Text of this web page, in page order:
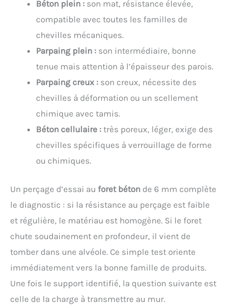
Béton plein : son mat, résistance élevée,
compatible avec toutes les familles de
chevilles mécaniques.
Parpaing plein : son intermédiaire, bonne
tenue mais attention à l’épaisseur des parois.
Parpaing creux : son creux, nécessite des
chevilles à déformation ou un scellement
chimique avec tamis.
Béton cellulaire : très poreux, léger, exige des
chevilles spécifiques à verrouillage de forme
ou chimiques.
Un perçage d’essai au foret béton de 6 mm complète
le diagnostic : si la résistance au perçage est faible
et régulière, le matériau est homogène. Si le foret
chute soudainement en profondeur, il vient de
tomber dans une alvéole. Ce simple test oriente
immédiatement vers la bonne famille de produits.
Une fois le support identifié, la question suivante est
celle de la charge à transmettre au mur.